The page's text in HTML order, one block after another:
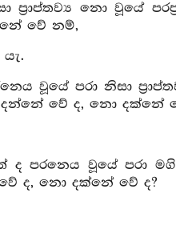
නො වූයේ
වේ නම්,
වූයේ පරා නිසා
වේ ද, නො දක්නේ
වූයේ පරා මගින්
ද, නො දක්නේ වේ ද?